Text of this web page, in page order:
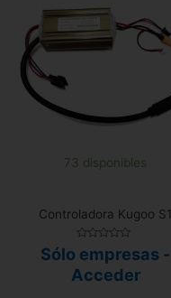
73 disponibles
Controladora Kugoo S1
con
0
de
Sólo empresas -
Acceder